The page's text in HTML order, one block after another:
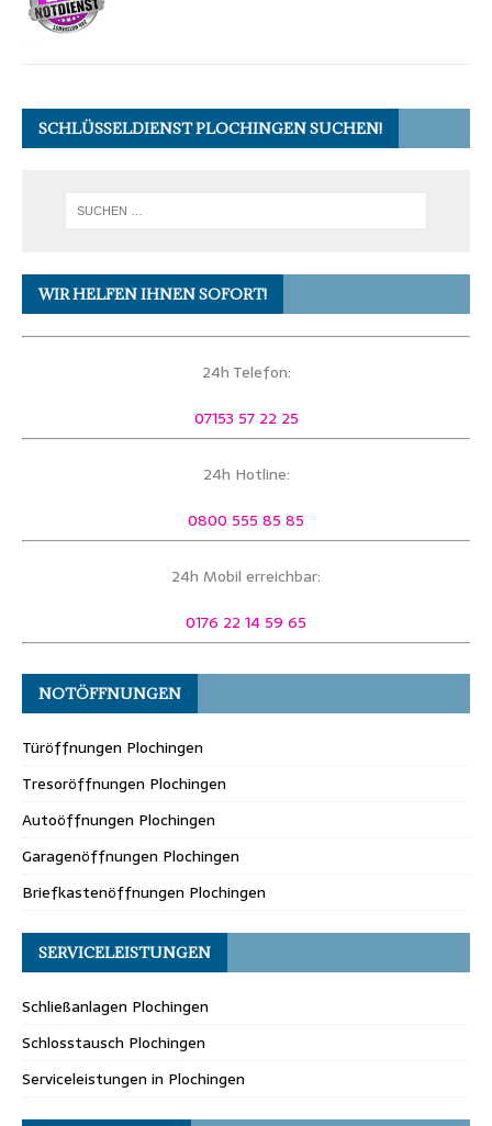
SCHLÜSSELDIENST PLOCHINGEN SUCHEN!
WIR HELFEN IHNEN SOFORT!
24h Telefon:
07153 57 22 25
24h Hotline:
0800 555 85 85
24h Mobil erreichbar:
0176 22 14 59 65
NOTÖFFNUNGEN
Türöffnungen Plochingen
Tresoröffnungen Plochingen
Autoöffnungen Plochingen
Garagenöffnungen Plochingen
Briefkastenöffnungen Plochingen
SERVICELEISTUNGEN
Schließanlagen Plochingen
Schlosstausch Plochingen
Serviceleistungen in Plochingen